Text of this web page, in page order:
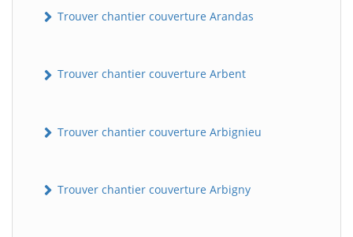
Trouver chantier couverture Arandas
Trouver chantier couverture Arbent
Trouver chantier couverture Arbignieu
Trouver chantier couverture Arbigny